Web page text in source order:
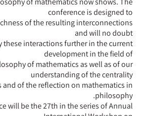
conference is designed to
of the resulting interconnections
and will no doubt
these interactions further in the current
development in the field of
of mathematics as well as of our
understanding of the centrality
and of the reflection on mathematics in
philosophy.
will be the 27th in the series of Annual